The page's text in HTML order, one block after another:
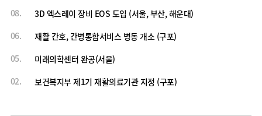
08.
3D 엑스레이 장비 EOS 도입 (서울, 부산, 해운대)
06.
재활 간호, 간병통합서비스 병동 개소 (구포)
05.
미래의학센터 완공(서울)
02.
보건복지부 제1기 재활의료기관 지정 (구포)